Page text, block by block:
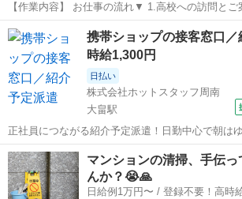
【作業内容】 お仕事の流れ▼ 1.高校への訪問とご案内 生徒さんや
保護者の方、先生方に 大学の魅力を伝える説明
ータの入力 訪問が終わったら、 フォーマット
コンで入力 3.イベ...
山口 下関市 営業
携帯ショップの接客窓口／
時給1,300円
日払い
株式会社ホットスタッフ周南
大畠駅
正社員につながる紹介予定派遣！日勤中心で朝はゆった
内容】 「安定したお仕事に就きたいな」 という方必見！ 3
派遣期間が終わった後、 ご自身と派遣先の合意が
る【紹介予定派遣】のお...
山口 柳井市 営業
マンションの清掃、手伝
んか？😭🙏
日給例1万円〜 / 登録不要